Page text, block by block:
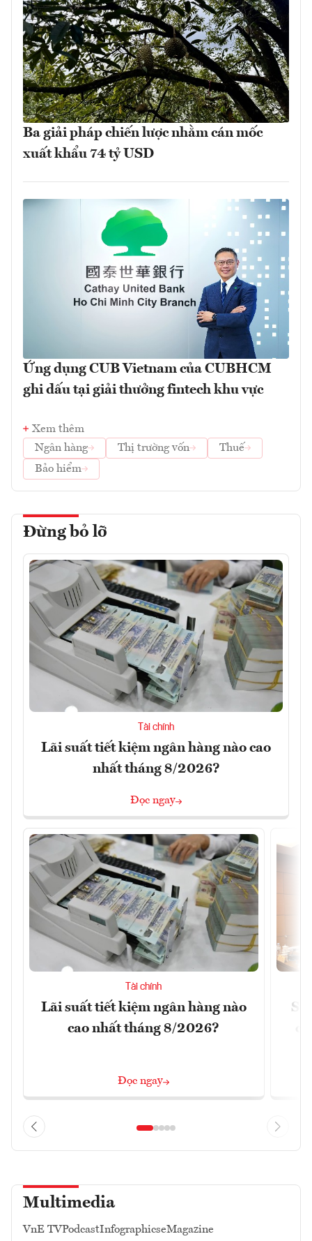
Ba giải pháp chiến lược nhằm cán mốc
xuất khẩu 74 tỷ USD
Ứng dụng CUB Vietnam của CUBHCM
ghi dấu tại giải thưởng fintech khu vực
Xem thêm
Ngân hàng
Thị trường vốn
Thuế
Bảo hiểm
Đừng bỏ lỡ
Tài chính
Lãi suất tiết kiệm ngân hàng nào cao
nhất tháng 8/2026?
Đọc ngay
Tài chính
Lãi suất tiết kiệm ngân hàng nào
cao nhất tháng 8/2026?
Đọc ngay
Multimedia
VnE TVPodcastInfographicseMagazine